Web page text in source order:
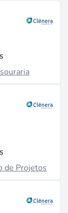
de Projetos